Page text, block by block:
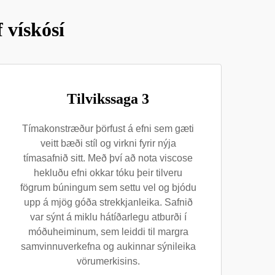
vískósí
Tilvikssaga 3
Tímakonstræður þörfust á efni sem gæti
veitt bæði stíl og virkni fyrir nýja
tímasafnið sitt. Með því að nota viscose
hekluðu efni okkar tóku þeir tilveru
fögrum búningum sem settu vel og bjódu
upp á mjög góða strekkjanleika. Safnið
var sýnt á miklu hátíðarlegu atburði í
móðuheiminum, sem leiddi til margra
samvinnuverkefna og aukinnar sýnileika
vörumerkisins.